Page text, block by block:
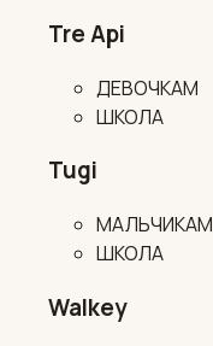
Tre Api
ДЕВОЧКАМ
ШКОЛА
Tugi
МАЛЬЧИКАМ
ШКОЛА
Walkey